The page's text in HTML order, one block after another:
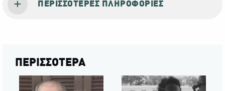
ΠΕΡΙΣΣΌΤΕΡΕΣ ΠΛΗΡΟΦΟΡΊΕΣ
ΠΕΡΙΣΣΟΤΕΡΑ